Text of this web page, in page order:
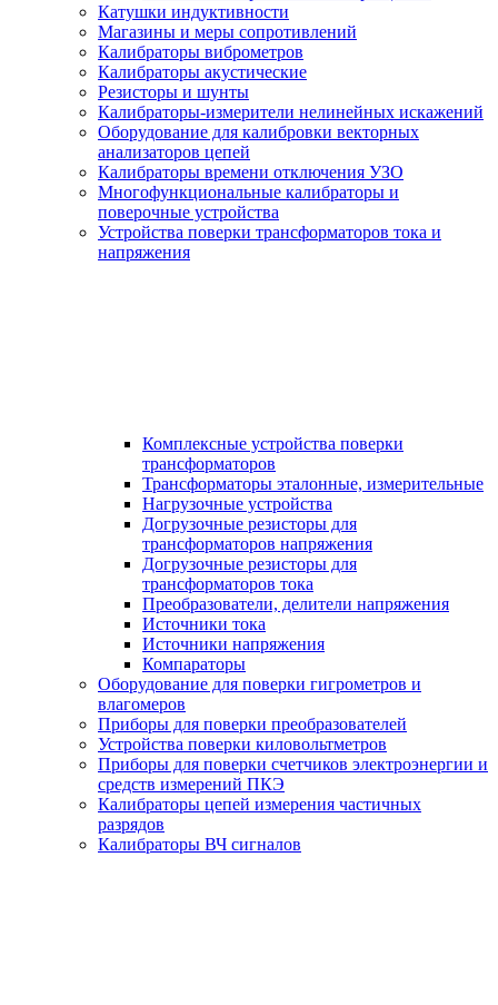
Катушки индуктивности
Магазины и меры сопротивлений
Калибраторы виброметров
Калибраторы акустические
Резисторы и шунты
Калибраторы-измерители нелинейных искажений
Оборудование для калибровки векторных
анализаторов цепей
Калибраторы времени отключения УЗО
Многофункциональные калибраторы и
поверочные устройства
Устройства поверки трансформаторов тока и
напряжения
Комплексные устройства поверки
трансформаторов
Трансформаторы эталонные, измерительные
Нагрузочные устройства
Догрузочные резисторы для
трансформаторов напряжения
Догрузочные резисторы для
трансформаторов тока
Преобразователи, делители напряжения
Источники тока
Источники напряжения
Компараторы
Оборудование для поверки гигрометров и
влагомеров
Приборы для поверки преобразователей
Устройства поверки киловольтметров
Приборы для поверки счетчиков электроэнергии и
средств измерений ПКЭ
Калибраторы цепей измерения частичных
разрядов
Калибраторы ВЧ сигналов